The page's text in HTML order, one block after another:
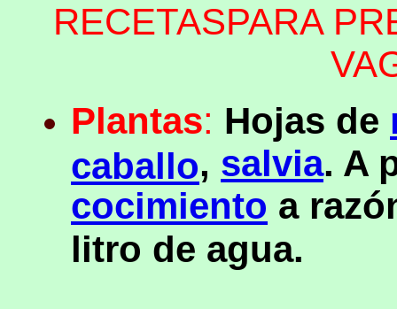
RECETASPARA
Plantas: Hojas de
caballo, salvia. A
cocimiento a
litro de agua.